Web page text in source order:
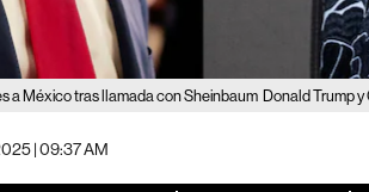
a México tras llamada con Sheinbaum Donald Trump
| 09:37 AM